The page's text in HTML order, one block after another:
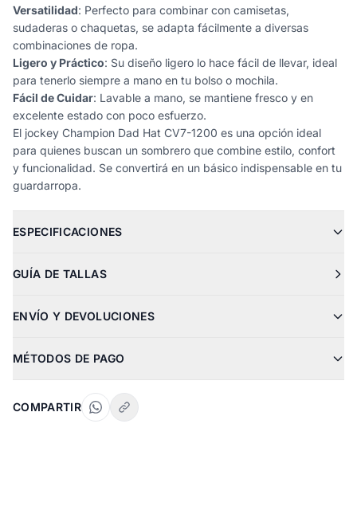
Versatilidad: Perfecto para combinar con camisetas,
sudaderas o chaquetas, se adapta fácilmente a diversas
combinaciones de ropa.
Ligero y Práctico: Su diseño ligero lo hace fácil de llevar, ideal
para tenerlo siempre a mano en tu bolso o mochila.
Fácil de Cuidar: Lavable a mano, se mantiene fresco y en
excelente estado con poco esfuerzo.
El jockey Champion Dad Hat CV7-1200 es una opción ideal
para quienes buscan un sombrero que combine estilo, confort
y funcionalidad. Se convertirá en un básico indispensable en tu
guardarropa.
ESPECIFICACIONES
GUÍA DE TALLAS
ENVÍO Y DEVOLUCIONES
MÉTODOS DE PAGO
COMPARTIR